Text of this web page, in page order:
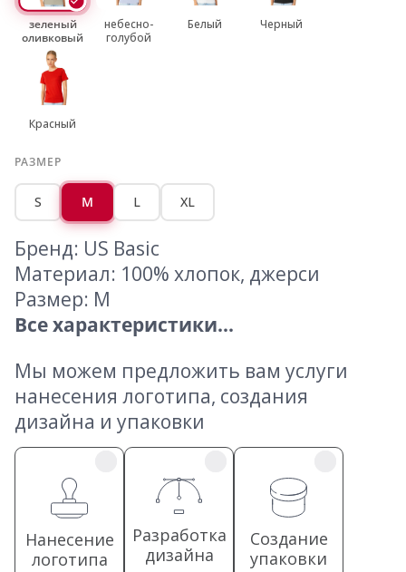
зеленый
оливковый
небесно-
голубой
Белый Черный
Красный
РАЗМЕР
S M L XL
Бренд: US Basic
Материал: 100% хлопок, джерси
Размер: M
Все характеристики...
Мы можем предложить вам услуги
нанесения логотипа, создания
дизайна и упаковки
Нанесение
логотипа
Разработка
дизайна
Создание
упаковки